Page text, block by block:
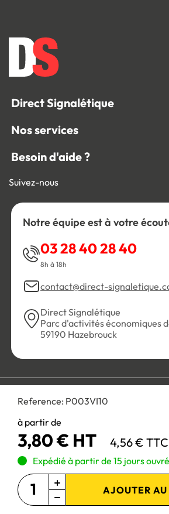
Reference: P003VI10
à partir de
3,80 € HT 4,56 € TTC
Expédié à partir de 15 jours
AJOUTER
Direct Signalétique
Nos services
Besoin d'aide ?
Suivez-nous
Notre équipe est à votre
03 28 40 28 40
8h à 18h
contact@direct-
Direct Signalétique
Parc d'activités économiques
59190 Hazebrouck
Personnaliser les cookies
Paiement 100%
Site réservé aux